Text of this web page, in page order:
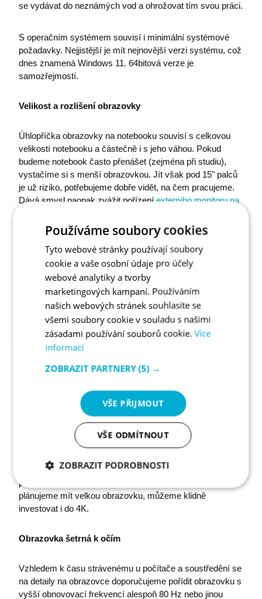
se vydávat do neznámých vod a ohrožovat tím svou práci.
S operačním systémem souvisí i minimální systémové
požadavky. Nejjistější je mít nejnovější verzi systému, což
dnes znamená Windows 11. 64bitová verze je
samozřejmostí.
Velikost a rozlišení obrazovky
Úhlopříčka obrazovky na notebooku souvisí s celkovou
velikostí notebooku a částečně i s jeho váhou. Pokud
budeme notebook často přenášet (zejména při studiu),
vystačíme si s menší obrazovkou. Jít však pod 15" palců
je už riziko, potřebujeme dobře vidět, na čem pracujeme.
Dává smysl naopak zvážit pořízeníexterního monitoru na
případě, že je pro vás důležitá barevná přesnost,vybírejte
Pro práci z domu se hodí pořídit i externí monitor. | Foto:
Evgeniy Surzhan | Zdroj: Unsplash.com
Ještě důležitější je rozlišení, které by u úhlopříček do 20
palců nemělo klesnout pod 1920 x 1080 px. Pokud
plánujeme mít velkou obrazovku, můžeme klidně
investovat i do 4K.
Obrazovka šetrná k očím
Vzhledem k času strávenému u počítače a soustředění se
na detaily na obrazovce doporučujeme pořídit obrazovku s
vyšší obnovovací frekvencí alespoň 80 Hz nebo jinou
Používáme soubory cookies
Tyto webové stránky používají soubory
cookie a vaše osobní údaje pro účely
webové analytiky a tvorby
marketingových kampaní. Používáním
našich webových stránek souhlasíte se
všemi soubory cookie v souladu s našimi
zásadami používání souborů cookie. Více
informací
ZOBRAZIT PARTNERY (5) →
VŠE PŘIJMOUT
VŠE ODMÍTNOUT
ZOBRAZIT PODROBNOSTI
Nezbytně
nutné
soubory
Analytika Marketing